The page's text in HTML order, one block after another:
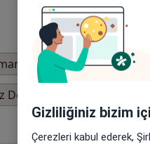
Nörolog
Doktoru
Gizliliğiniz bizim
Çerezleri kabul ederek,